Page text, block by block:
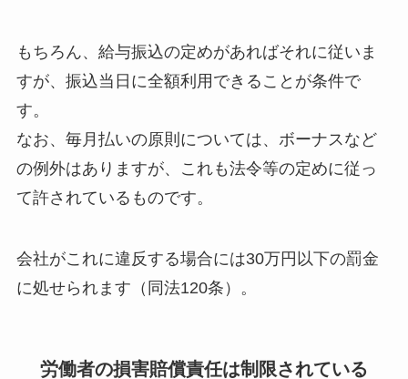
もちろん、給与振込の定めがあればそれに従いま
すが、振込当日に全額利用できることが条件で
す。
なお、毎月払いの原則については、ボーナスなど
の例外はありますが、これも法令等の定めに従っ
て許されているものです。
会社がこれに違反する場合には30万円以下の罰金
に処せられます（同法120条）。
労働者の損害賠償責任は制限されている